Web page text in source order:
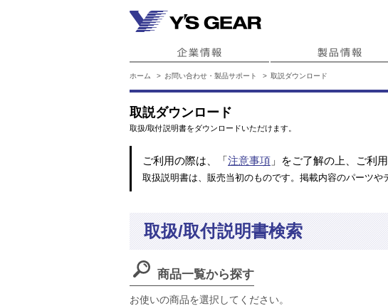
ホーム お問い合わせ・製品サポート 取説ダウンロード
取説ダウンロード
取扱/取付説明書をダウンロードいただけます。
ご利用の際は、「注意事項 」をご了解の上、ご利用
取扱説明書は、販売当初のものです。掲載内容のパーツ
取扱/取付説明書検索
商品一覧から探す
お使いの商品を選択してください。